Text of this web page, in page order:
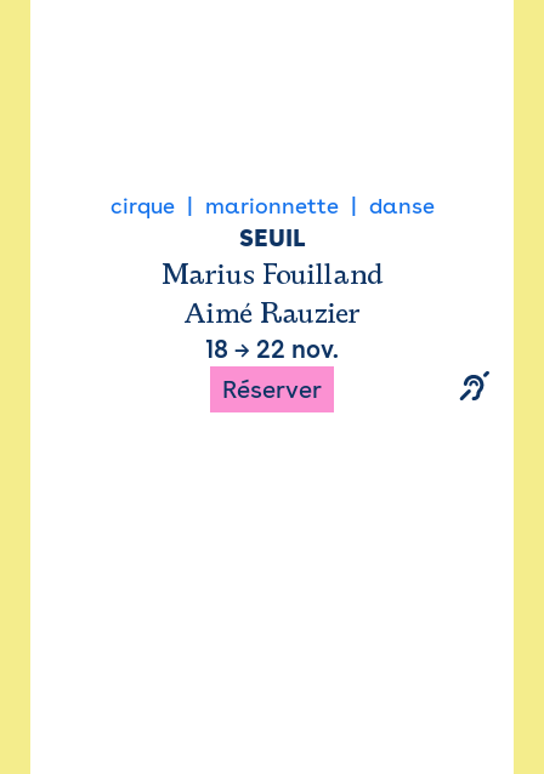
cirque marionnette danse
SEUIL
Marius Fouilland
Aimé Rauzier
18 → 22 nov.
Réserver